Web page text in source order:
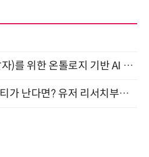
모든 업무 담당자(비개발자)를 위한 온톨로지 기반 AI 지식체계 설계 1-day 워크숍 8월 20일 개최
그럴듯하지만 AI가 만든 티가 난다면? 유저 리서치부터 배포까지! (9/15)